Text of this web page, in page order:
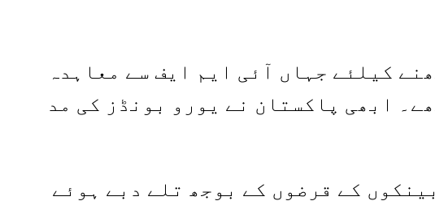
کیلئے جہاں آئی ایم ایف سے معاہدہ
ابھی پاکستان نے یورو بونڈز کی مد
کے قرضوں کے بوجھ تلے دبے ہوئے